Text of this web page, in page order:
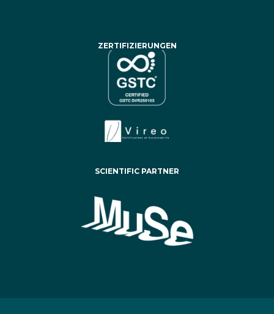
ZERTIFIZIERUNGEN
SCIENTIFIC PARTNER